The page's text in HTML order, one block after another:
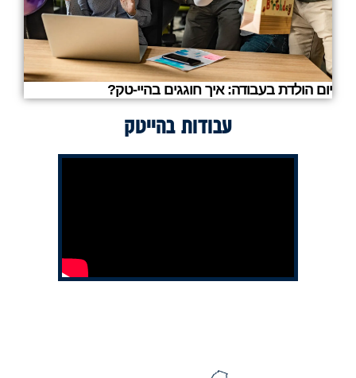
יום הולדת בעבודה: איך חוגגים בהיי-טק?
עבודות בהייטק